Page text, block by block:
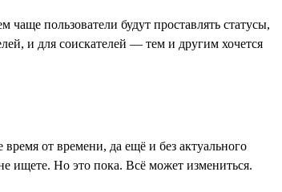
пользователи будут проставлять статусы,
и для соискателей — тем и другим хочется
от времени, да ещё и без актуального
ищете. Но это пока. Всё может измениться.